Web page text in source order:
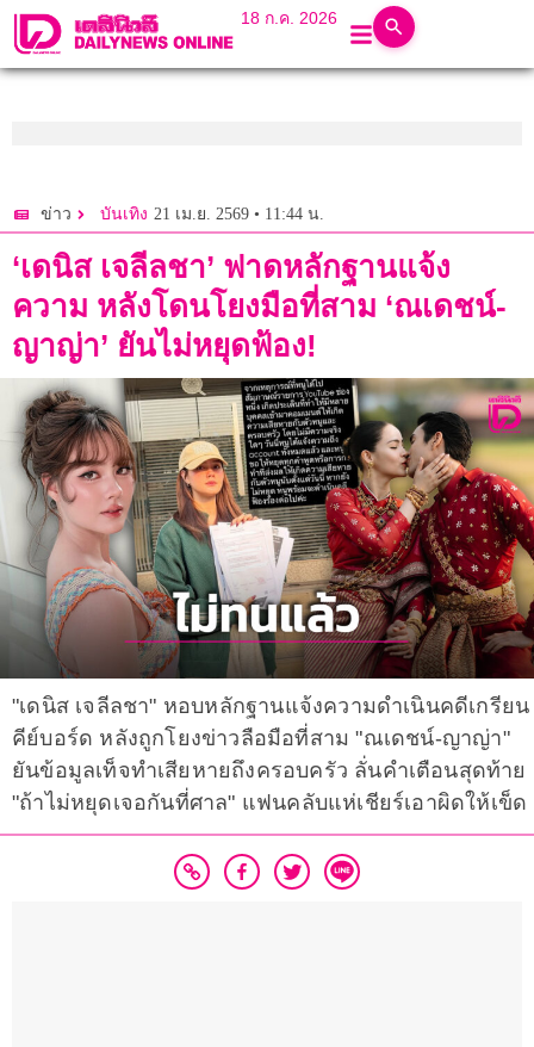
18 ก.ค. 2026
ข่าว บันเทิง 21 เม.ย. 2569 • 11:44 น.
‘เดนิส เจลีลชา’ ฟาดหลักฐานแจ้ง
ความ หลังโดนโยงมือที่สาม ‘ณเดชน์-
ญาญ่า’ ยันไม่หยุดฟ้อง!
"เดนิส เจลีลชา" หอบหลักฐานแจ้งความดำเนินคดีเกรียน
คีย์บอร์ด หลังถูกโยงข่าวลือมือที่สาม "ณเดชน์-ญาญ่า"
ยันข้อมูลเท็จทำเสียหายถึงครอบครัว ลั่นคำเตือนสุดท้าย
"ถ้าไม่หยุดเจอกันที่ศาล" แฟนคลับแห่เชียร์เอาผิดให้เข็ด